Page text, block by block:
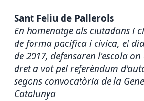
Sant Feliu de Pallerols
En homenatge als ciutadans i
de forma pacífica i cívica, el
de 2017, defensaren l'escola on
dret a vot pel referèndum
segons convocatòria de la
Catalunya